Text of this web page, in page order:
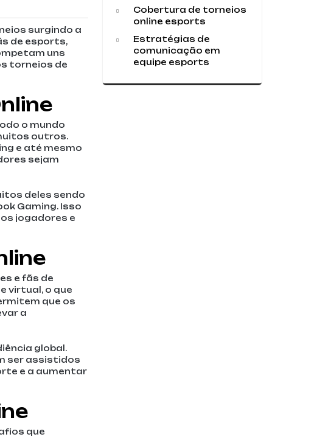
surgindo a
de esports,
uns
torneios de
o mundo
outros.
e até mesmo
sejam
deles sendo
Gaming. Isso
jogadores e
e fãs de
virtual, o que
que os
a
global.
ser assistidos
e a aumentar
que
Cobertura de torneios
online esports
Estratégias de
comunicação em
equipe esports